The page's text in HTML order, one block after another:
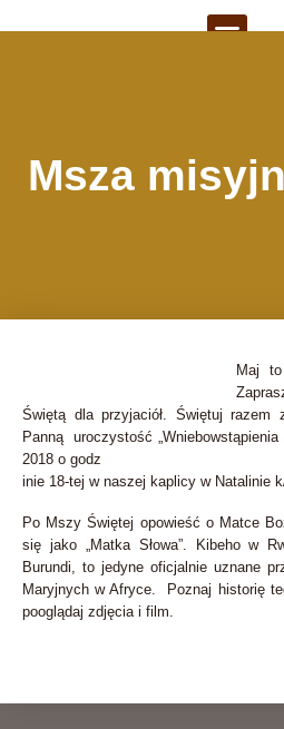
Msza
Maj
Świętą dla przyjaciół. Świętuj
Panną uroczystość
2018 o godz
inie 18-tej w naszej kaplicy w Natalinie
Po Mszy Świętej opowieść o Matce
się jako „Matka Słowa”. Kibeho w
Burundi, to jedyne oficjalnie uznane
Maryjnych w Afryce. Poznaj historię
pooglądaj zdjęcia i film.